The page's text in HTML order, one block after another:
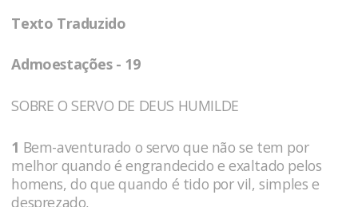
Texto Traduzido
Admoestações - 19
SOBRE O SERVO DE DEUS HUMILDE
1 Bem-aventurado o servo que não se tem por
melhor quando é engrandecido e exaltado pelos
homens, do que quando é tido por vil, simples e
desprezado,